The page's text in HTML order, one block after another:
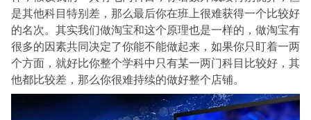
是其他科目特别差，那么最后你在班上很难获得一个比较好
的名次。其实我们做淘宝和这个原理也是一样的，做淘宝有
很多的因素共同决定了你能不能做起来，如果你只盯着一两
个方面，就好比你整个学科中只有某一两门科目比较好，其
他都比较差，那么你很难持续的做好整个店铺。